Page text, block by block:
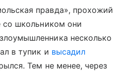
правда», прохожий
со школьником они
несколько
в тупик и высадил
Тем не менее, через